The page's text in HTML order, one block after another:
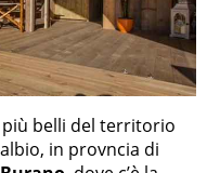
belli del territorio
in provncia di